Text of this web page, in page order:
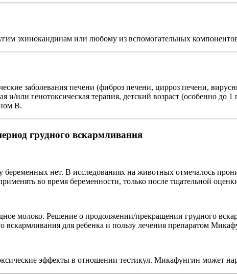
эхинокандинам или любому из вспомогательных
заболевания печени (фиброз печени, цирроз печени,
и/или генотоксическая терапия, детский возраст (особенно
В.
грудного вскармливания
нет. В исследованиях на животных отмечалось
во время беременности, только после тщательной
молоко. Решение о продолжении/прекращении грудного
вскармливания для ребенка и пользу лечения препаратом
эффекты в отношении тестикул. Микафунгин может